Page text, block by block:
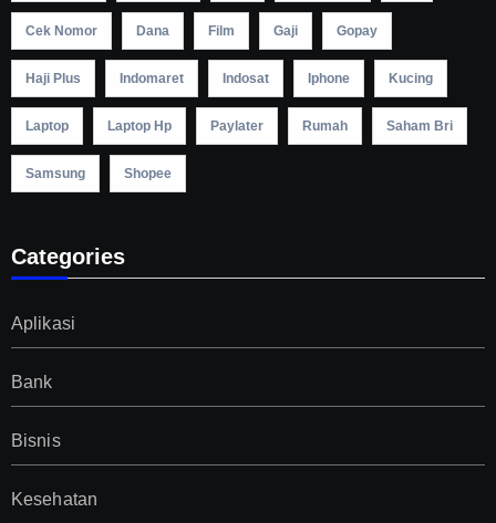
Cek Nomor Dana Film Gaji Gopay
Haji Plus Indomaret Indosat Iphone Kucing
Laptop Laptop Hp Paylater Rumah Saham Bri
Samsung Shopee
Categories
Aplikasi
Bank
Bisnis
Kesehatan